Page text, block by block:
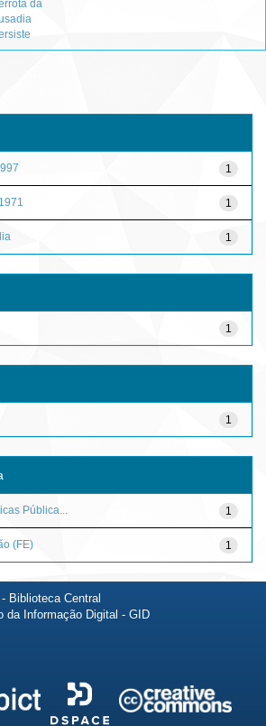
da
1
1
1
1
1
1
Pública...
1
(FE)
Biblioteca Central
da Informação Digital - GID